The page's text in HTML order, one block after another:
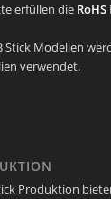
erfüllen die RoHS
Stick Modellen
verwendet.
Produktion